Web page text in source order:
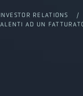
INVESTOR RELATIONS
AD UN